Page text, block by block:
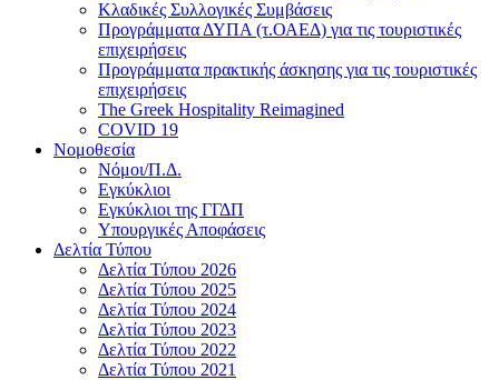
Κλαδικές Συλλογικές Συμβάσεις
Προγράμματα ΔΥΠΑ (τ.ΟΑΕΔ) για τις τουριστικές
επιχειρήσεις
Προγράμματα πρακτικής άσκησης για τις τουριστικές
επιχειρήσεις
The Greek Hospitality Reimagined
COVID 19
Νομοθεσία
Νόμοι/Π.Δ.
Εγκύκλιοι
Εγκύκλιοι της ΓΓΔΠ
Υπουργικές Αποφάσεις
Δελτία Τύπου
Δελτία Τύπου 2026
Δελτία Τύπου 2025
Δελτία Τύπου 2024
Δελτία Τύπου 2023
Δελτία Τύπου 2022
Δελτία Τύπου 2021